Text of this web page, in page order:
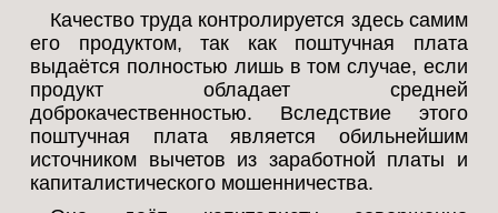
Качество труда контролируется здесь самим
его продуктом, так как поштучная плата
выдаётся полностью лишь в том случае, если
продукт обладает средней
доброкачественностью. Вследствие этого
поштучная плата является обильнейшим
источником вычетов из заработной платы и
капиталистического мошенничества.